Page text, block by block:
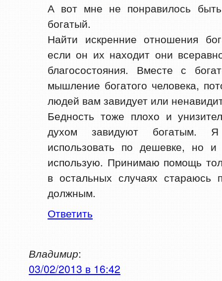
А вот мне не понравилось
богатый.
Найти искренние отношения
если он их находит они
благосостояния. Вместе с
мышление богатого человека,
людей вам завидует или
Бедность тоже плохо и
духом завидуют богатым.
использовать по дешевке, но
использую. Принимаю помощь
в остальных случаях стараюсь
должным.
Ответить
Владимир:
03/02/2013 в 16:42